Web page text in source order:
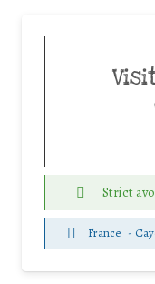
Strict
France -